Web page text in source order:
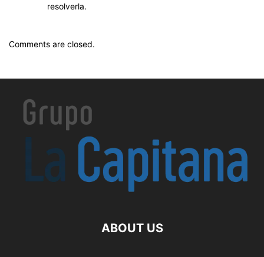
resolverla.
Comments are closed.
ABOUT US